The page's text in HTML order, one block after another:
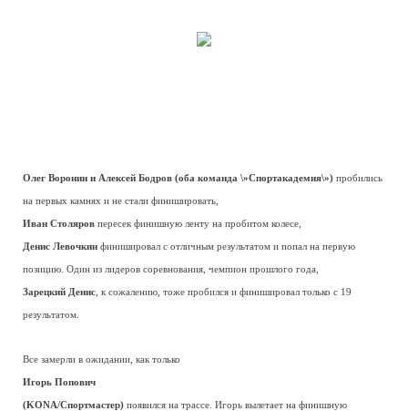
Олег Воронин и Алексей Бодров (оба команда \»Спортакадемия\») пробились
на первых камнях и не стали финишировать,
Иван Столяров пересек финишную ленту на пробитом колесе,
Денис Левочкин финишировал с отличным результатом и попал на первую
позицию. Один из лидеров соревнования, чемпион прошлого года,
Зарецкий Денис , к сожалению, тоже пробился и финишировал только с 19
результатом.
Все замерли в ожидании, как только
Игорь Попович
(KONA/Спортмастер) появился на трассе. Игорь вылетает на финишную